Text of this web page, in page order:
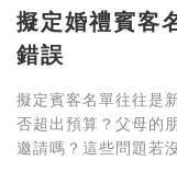
擬定婚禮賓客
錯誤
擬定賓客名單往往是
否超出預算？父母的
邀請嗎？這些問題若